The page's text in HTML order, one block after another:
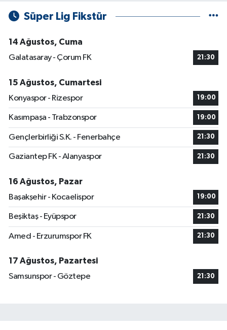
Süper Lig Fikstür
14 Ağustos, Cuma
Galatasaray - Çorum FK
21:30
15 Ağustos, Cumartesi
Konyaspor - Rizespor
19:00
Kasımpaşa - Trabzonspor 19:00
Gençlerbirliği S.K. - Fenerbahçe 21:30
Gaziantep FK - Alanyaspor 21:30
16 Ağustos, Pazar
Başakşehir - Kocaelispor
19:00
Beşiktaş - Eyüpspor 21:30
Amed - Erzurumspor FK 21:30
17 Ağustos, Pazartesi
Samsunspor - Göztepe
21:30